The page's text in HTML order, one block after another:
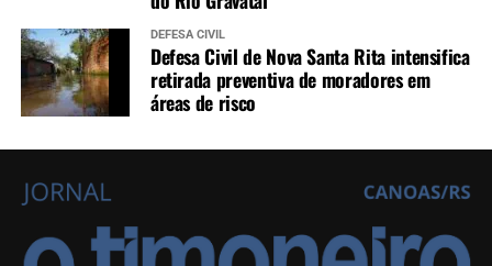
DEFESA CIVIL
Defesa Civil de Nova Santa Rita intensifica
retirada preventiva de moradores em
áreas de risco